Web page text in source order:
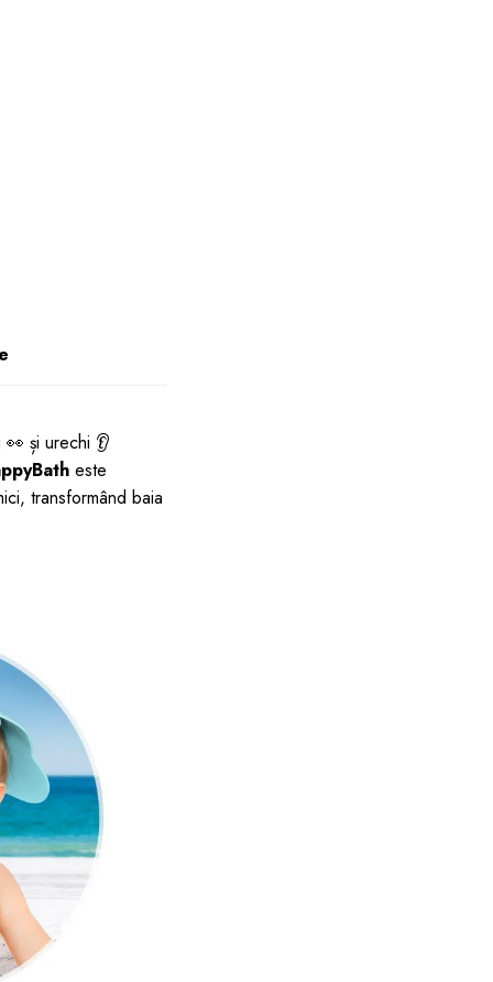
și urechi 👂
este
transformând baia